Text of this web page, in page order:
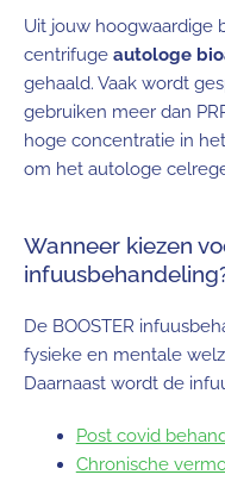
Uit jouw hoogwaardige
centrifuge autologe
gehaald. Vaak wordt
gebruiken meer dan
hoge concentratie in
om het autologe
Wanneer kiezen
De BOOSTER
fysieke en mentale
Daarnaast wordt de
Post covid
Chronische